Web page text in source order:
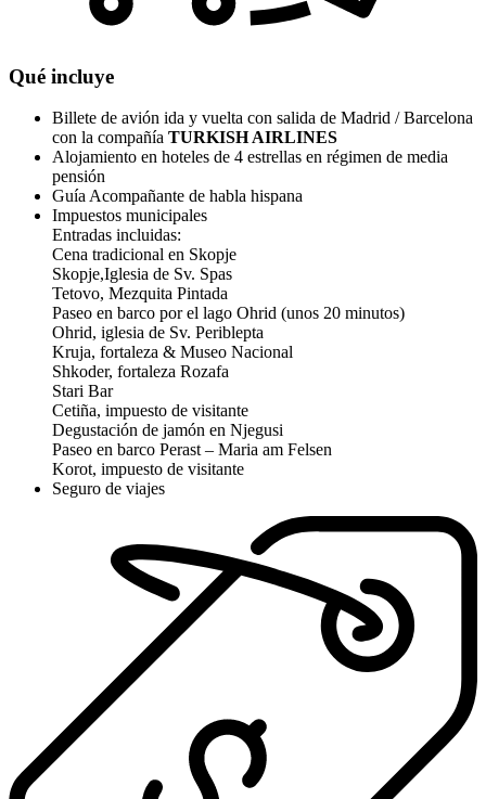
Qué incluye
Billete de avión ida y vuelta con salida de Madrid / Barcelona
con la compañía TURKISH AIRLINES
Alojamiento en hoteles de 4 estrellas en régimen de media
pensión
Guía Acompañante de habla hispana
Impuestos municipales
Entradas incluidas:
Cena tradicional en Skopje
Skopje,Iglesia de Sv. Spas
Tetovo, Mezquita Pintada
Paseo en barco por el lago Ohrid (unos 20 minutos)
Ohrid, iglesia de Sv. Periblepta
Kruja, fortaleza & Museo Nacional
Shkoder, fortaleza Rozafa
Stari Bar
Cetiña, impuesto de visitante
Degustación de jamón en Njegusi
Paseo en barco Perast – Maria am Felsen
Korot, impuesto de visitante
Seguro de viajes